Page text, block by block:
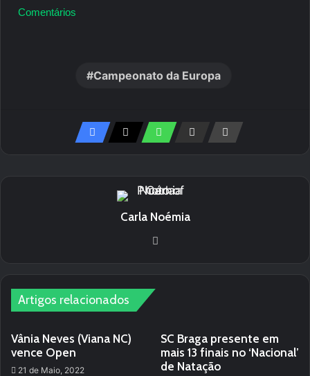
Comentários
Campeonato da Europa
Carla Noémia
Artigos relacionados
Vânia Neves (Viana NC)
vence Open
21 de Maio, 2022
SC Braga presente em
mais 13 finais no ‘Nacional’
de Natação